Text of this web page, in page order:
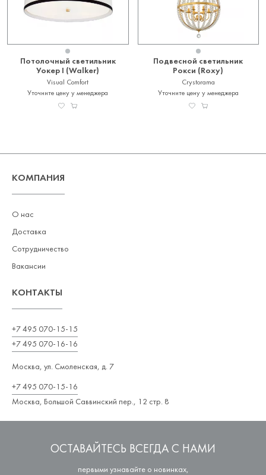
Потолочный светильник
Уокер I (Walker)
Visual Comfort
Уточните цену у менеджера
Подвесной светильник
Рокси (Roxy)
Crystorama
Уточните цену у менеджера
КОМПАНИЯ
О нас
Доставка
Сотрудничество
Вакансии
КОНТАКТЫ
+7 495 070-15-15
+7 495 070-16-16
Москва, ул. Смоленская, д. 7
+7 495 070-15-16
Москва, Большой Саввинский пер., 12 стр. 8
ОСТАВАЙТЕСЬ ВСЕГДА С НАМИ
первыми узнавайте о новинках,